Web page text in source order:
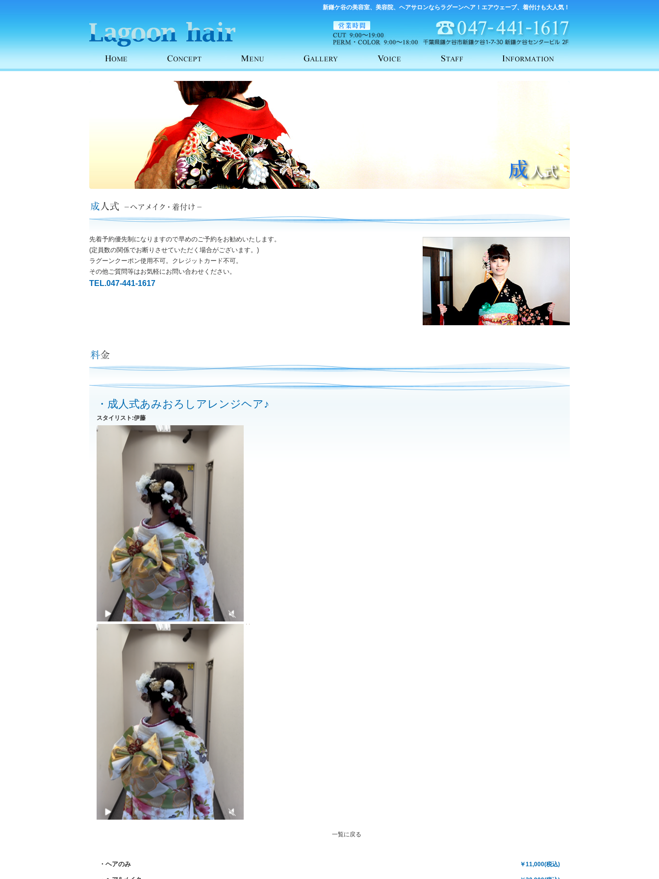
新鎌ケ谷の美容室、美容院、ヘアサロンならラグーンヘア！エアウェーブ、着付けも大人気！
先着予約優先制になりますので早めのご予約をお勧めいたします。
(定員数の関係でお断りさせていただく場合がございます。)
ラグーンクーポン使用不可。クレジットカード不可。
その他ご質問等はお気軽にお問い合わせください。
TEL.047-441-1617
・成人式あみおろしアレンジヘア♪
スタイリスト:伊藤
一覧に戻る
・ヘアのみ ￥11,000(税込)